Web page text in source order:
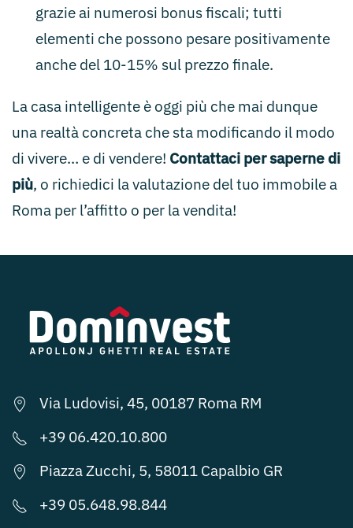
grazie ai numerosi bonus fiscali; tutti
elementi che possono pesare positivamente
anche del 10-15% sul prezzo finale.
La casa intelligente è oggi più che mai dunque
una realtà concreta che sta modificando il modo
di vivere… e di vendere! Contattaci per saperne di
più, o richiedici la valutazione del tuo immobile a
Roma per l’affitto o per la vendita!
Via Ludovisi, 45, 00187 Roma RM
+39 06.420.10.800
Piazza Zucchi, 5, 58011 Capalbio GR
+39 05.648.98.844